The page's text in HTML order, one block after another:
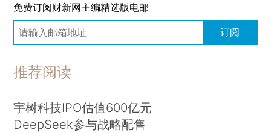
免费订阅财新网主编精选版电邮
订阅
推荐阅读
宇树科技IPO估值600亿元
DeepSeek参与战略配售